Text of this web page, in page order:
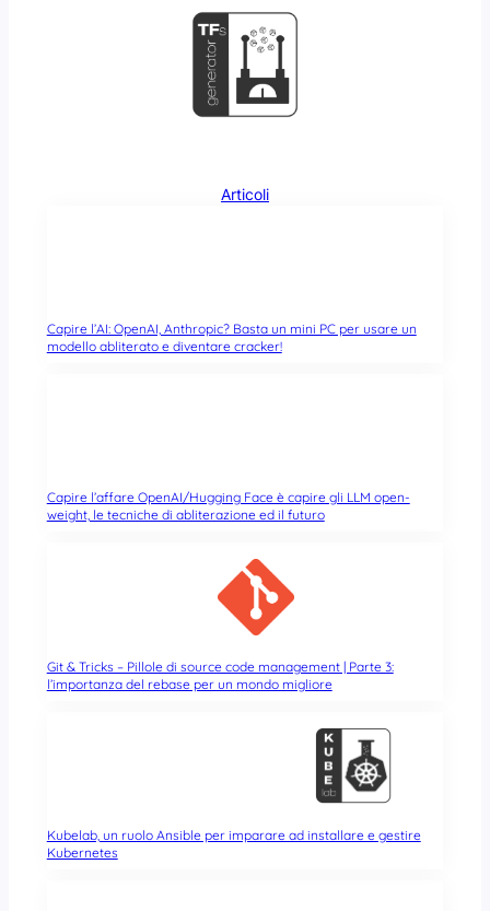
Articoli
Capire l’AI: OpenAI, Anthropic? Basta un mini PC per usare un
modello abliterato e diventare cracker!
Capire l’affare OpenAI/Hugging Face è capire gli LLM open-
weight, le tecniche di abliterazione ed il futuro
Git & Tricks – Pillole di source code management | Parte 3:
l’importanza del rebase per un mondo migliore
Kubelab, un ruolo Ansible per imparare ad installare e gestire
Kubernetes